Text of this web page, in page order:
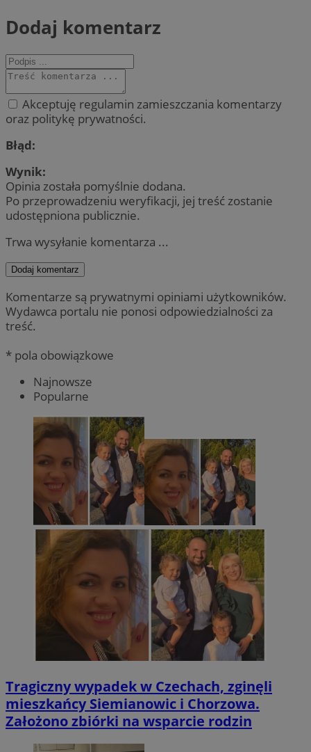
Dodaj komentarz
Akceptuję regulamin zamieszczania komentarzy
oraz politykę prywatności.
Błąd:
Wynik:
Opinia została pomyślnie dodana.
Po przeprowadzeniu weryfikacji, jej treść zostanie
udostępniona publicznie.
Trwa wysyłanie komentarza ...
Dodaj komentarz
Komentarze są prywatnymi opiniami użytkowników.
Wydawca portalu nie ponosi odpowiedzialności za
treść.
* pola obowiązkowe
Najnowsze
Popularne
Tragiczny wypadek w Czechach, zginęli
mieszkańcy Siemianowic i Chorzowa.
Założono zbiórki na wsparcie rodzin